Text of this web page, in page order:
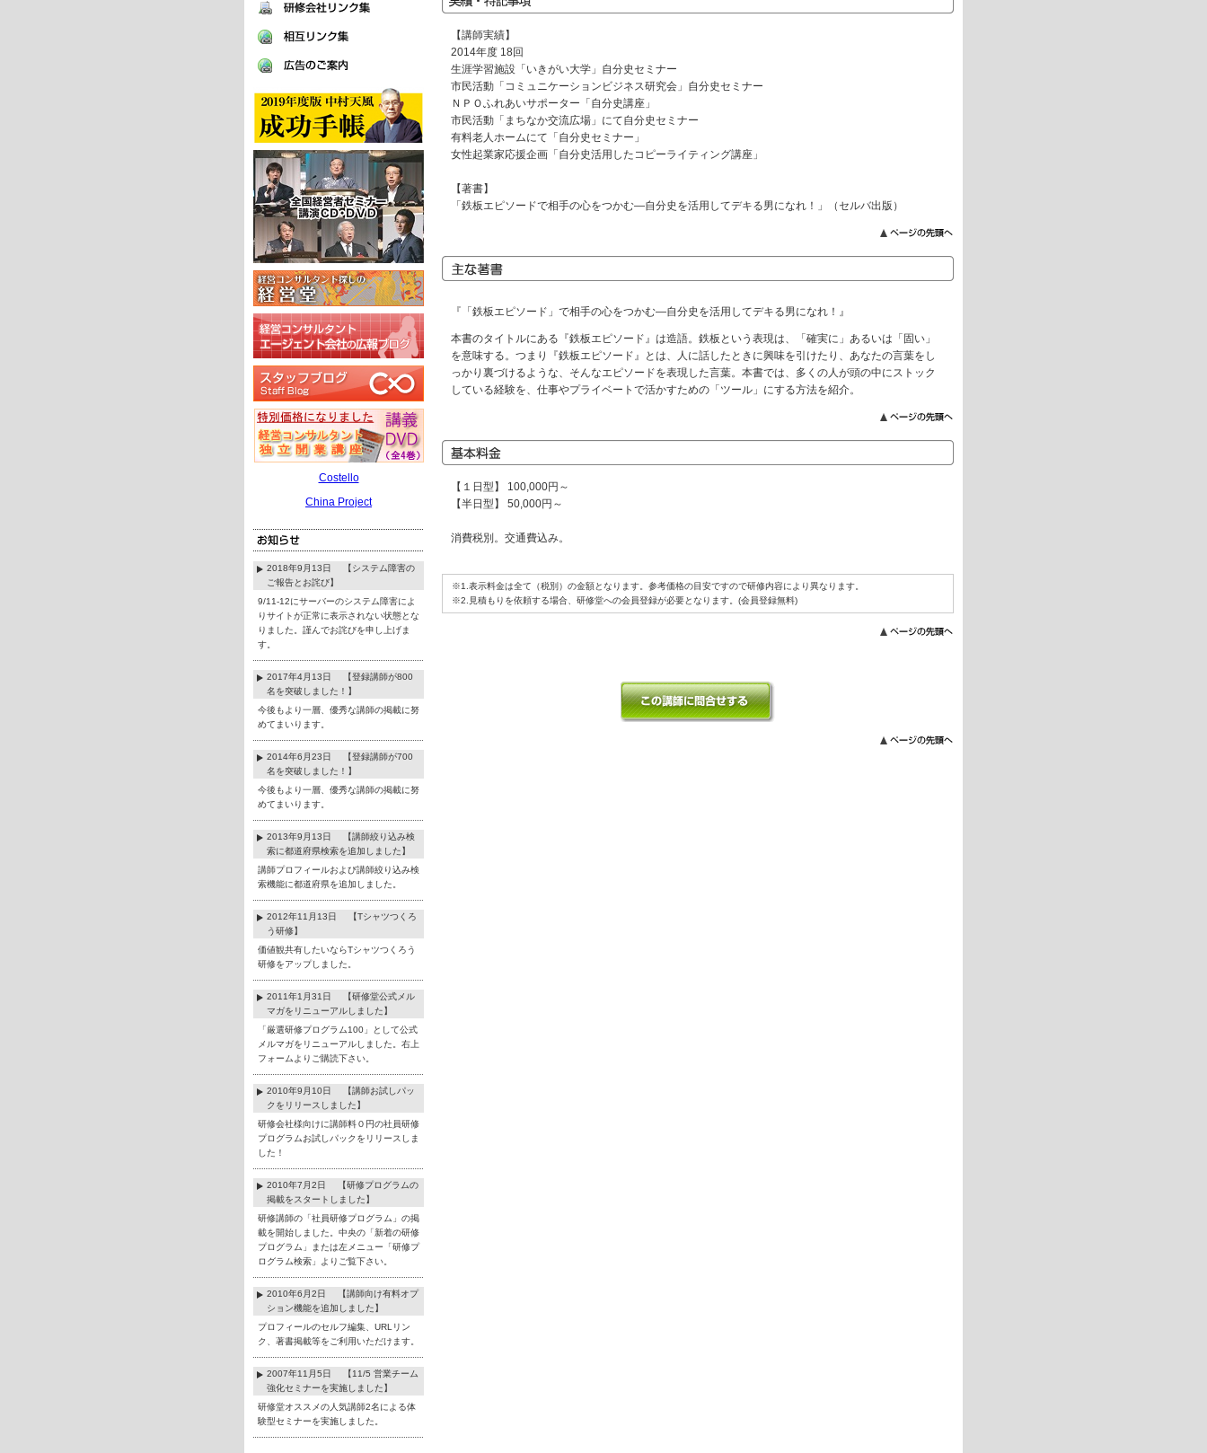
Costello
China Project
2018年9月13日 【システム障害の
ご報告とお詫び】
9/11-12にサーバーのシステム障害によ
りサイトが正常に表示されない状態とな
りました。謹んでお詫びを申し上げま
す。
2017年4月13日 【登録講師が800
名を突破しました！】
今後もより一層、優秀な講師の掲載に努
めてまいります。
2014年6月23日 【登録講師が700
名を突破しました！】
今後もより一層、優秀な講師の掲載に努
めてまいります。
2013年9月13日 【講師絞り込み検
索に都道府県検索を追加しました】
講師プロフィールおよび講師絞り込み検
索機能に都道府県を追加しました。
2012年11月13日 【Tシャツつくろ
う研修】
価値観共有したいならTシャツつくろう
研修をアップしました。
2011年1月31日 【研修堂公式メル
マガをリニューアルしました】
「厳選研修プログラム100」として公式
メルマガをリニューアルしました。右上
フォームよりご購読下さい。
2010年9月10日 【講師お試しパッ
クをリリースしました】
研修会社様向けに講師料０円の社員研修
プログラムお試しパックをリリースしま
した！
2010年7月2日 【研修プログラムの
掲載をスタートしました】
研修講師の「社員研修プログラム」の掲
載を開始しました。中央の「新着の研修
プログラム」または左メニュー「研修プ
ログラム検索」よりご覧下さい。
2010年6月2日 【講師向け有料オプ
ション機能を追加しました】
プロフィールのセルフ編集、URLリン
ク、著書掲載等をご利用いただけます。
2007年11月5日 【11/5 営業チーム
強化セミナーを実施しました】
研修堂オススメの人気講師2名による体
験型セミナーを実施しました。
【講師実績】
2014年度 18回
生涯学習施設「いきがい大学」自分史セミナー
市民活動「コミュニケーションビジネス研究会」自分史セミナー
ＮＰＯふれあいサポーター「自分史講座」
市民活動「まちなか交流広場」にて自分史セミナー
有料老人ホームにて「自分史セミナー」
女性起業家応援企画「自分史活用したコピーライティング講座」
【著書】
「鉄板エピソードで相手の心をつかむ―自分史を活用してデキる男になれ！」（セルバ出版）
『「鉄板エピソード」で相手の心をつかむ―自分史を活用してデキる男になれ！』
本書のタイトルにある『鉄板エピソード』は造語。鉄板という表現は、「確実に」あるいは「固い」
を意味する。つまり『鉄板エピソード』とは、人に話したときに興味を引けたり、あなたの言葉をし
っかり裏づけるような、そんなエピソードを表現した言葉。本書では、多くの人が頭の中にストック
している経験を、仕事やプライベートで活かすための「ツール」にする方法を紹介。
【１日型】 100,000円～
【半日型】 50,000円～
消費税別。交通費込み。
※1.表示料金は全て（税別）の金額となります。参考価格の目安ですので研修内容により異なります。
※2.見積もりを依頼する場合、研修堂への会員登録が必要となります。(会員登録無料)